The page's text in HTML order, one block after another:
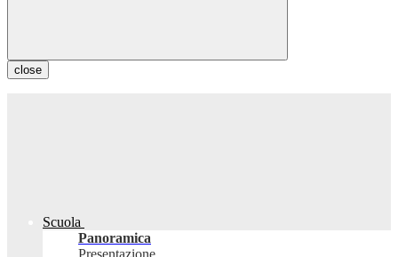
close
Scuola
Panoramica